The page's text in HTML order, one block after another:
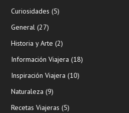
Curiosidades (5)
General (27)
Historia y Arte (2)
Información Viajera (18)
Inspiración Viajera (10)
Naturaleza (9)
Recetas Viajeras (5)